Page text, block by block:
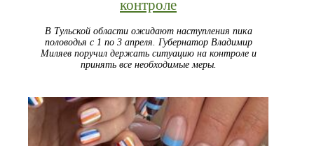
контроле
В Тульской области ожидают наступления пика
половодья с 1 по 3 апреля. Губернатор Владимир
Миляев поручил держать ситуацию на контроле и
принять все необходимые меры.